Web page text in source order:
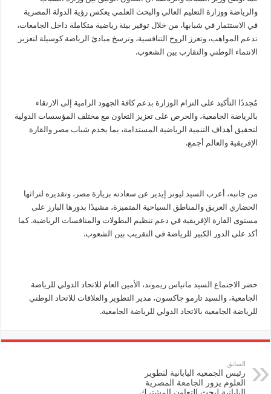
والرياضة ووزارة التعليم العالي والبحث العلمي يعكس رؤية الدولة المصرية
في الاستثمار في شبابها، من خلال توفير بيئة رياضية متكاملة داخل الجامعات،
تدعم المواهب، وتعزز الروح التنافسية، وترسخ مبادئ الرياضة كوسيلة لتعزيز
الانتماء الوطني والتقارب بين الشعوب.
مُجددًا التأكيد على التزام الوزارة بدعم كافة الجهود الرامية إلى الارتقاء
بالرياضة الجامعية، والحرص على تعزيز التعاون مع مختلف المؤسسات الدولية
لتحقيق أهداف التنمية الرياضية المستدامة، بما يخدم شباب مصر والقارة
الإفريقية والعالم أجمع.
من جانبه، أعرب السيد ليونز إيدير عن سعادته بزيارة مصر، وتقديره لتراثها
الحضاري العريق والمناطق السياحية المتميزة، مشيدًا بدورها البارز على
مستوى القارة الإفريقية في دعم تنظيم البطولات والمنافسات الرياضية. كما
أكد على الدور الكبير للرياضة في التقريب بين الشعوب.
حضر الاجتماع السيد ماتياس ريموند، الأمين العام للاتحاد الدولي للرياضة
الجامعية، والسيد تارمو جاكسون، مدير التطوير والعلاقات للاتحاد الوطني
للرياضة الجامعية بالاتحاد الدولي للرياضة الجامعية.
السابق
رئيس الجمعيه اليابانية لتطوير
العلوم يزور الجامعة المصرية
اليابانية لبحث التعاون المشترك